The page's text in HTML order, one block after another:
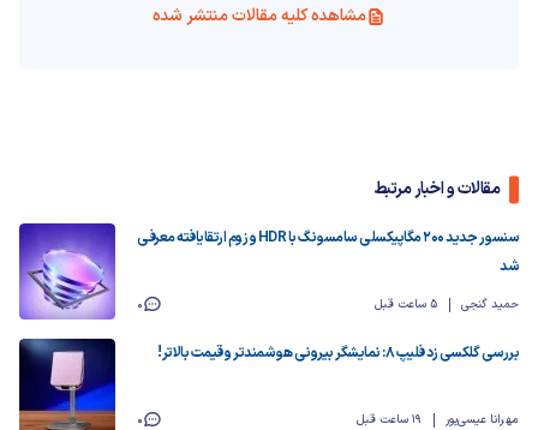
مشاهده کلیه مقالات منتشر شده
مقالات و اخبار مرتبط
سنسور جدید ۲۰۰ مگاپیکسلی سامسونگ با HDR و زوم ارتقایافته معرفی
شد
حمید گنجی 5 ساعت قبل 0
بررسی گلکسی زد فلیپ ۸: نمایشگر بیرونی هوشمندتر و قیمت بالاتر!
مهرانا عیسی‌پور 19 ساعت قبل 0